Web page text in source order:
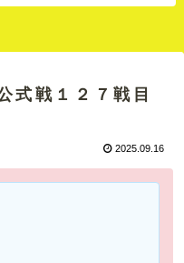
式戦１２７戦目
2025.09.16